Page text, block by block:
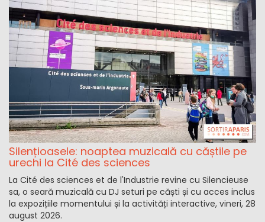
Silențioasele: noaptea muzicală cu căștile pe
urechi la Cité des sciences
La Cité des sciences et de l'Industrie revine cu Silencieuse
sa, o seară muzicală cu DJ seturi pe căști și cu acces inclus
la expozițiile momentului și la activități interactive, vineri, 28
august 2026.